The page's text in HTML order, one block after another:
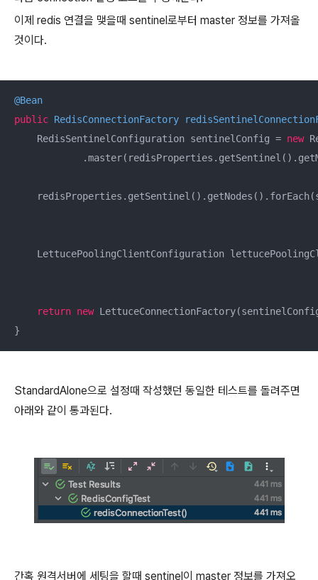
이제 redis 연결을 맺을때 sentinel로부터 master 정보를 가져올
것이다.
@Bean
public RedisConnectionFactory
    RedisSentinelConfiguration sentinelConfig =
new
LettucePoolingClientConfiguration
return new
}
StandardAlone으로 설정때 작성했던 동일한 테스트를 돌려주면
아래와 같이 통과된다.
간혹 원격서버에 세팅을 할때 sentinel이 master 정보를 가져오